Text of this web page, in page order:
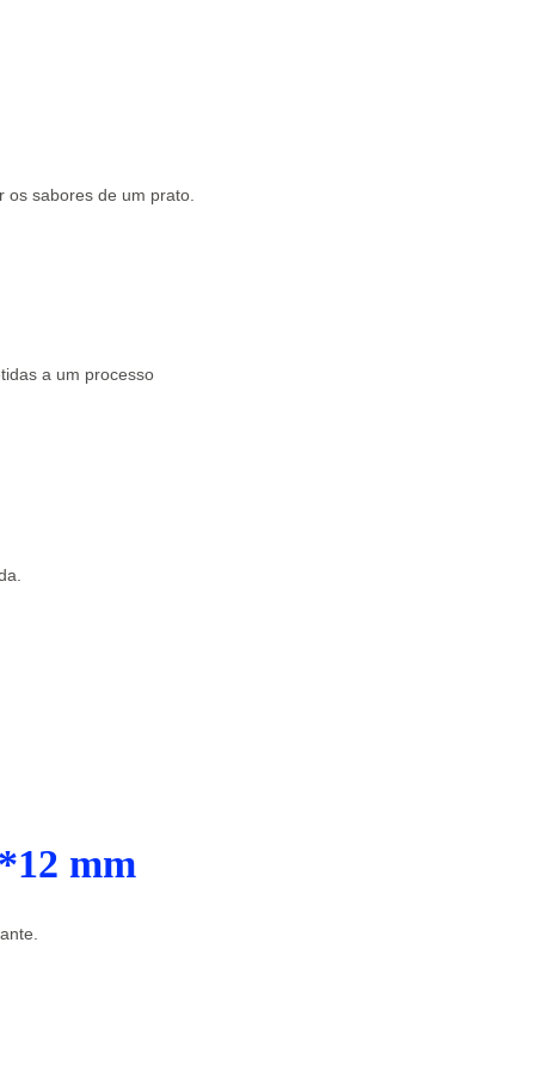
os sabores de um prato.
a um processo
mm